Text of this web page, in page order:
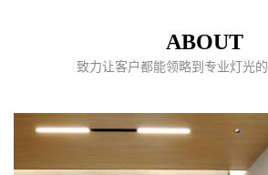
ABOUT
致力让客户都能领略到专业灯光